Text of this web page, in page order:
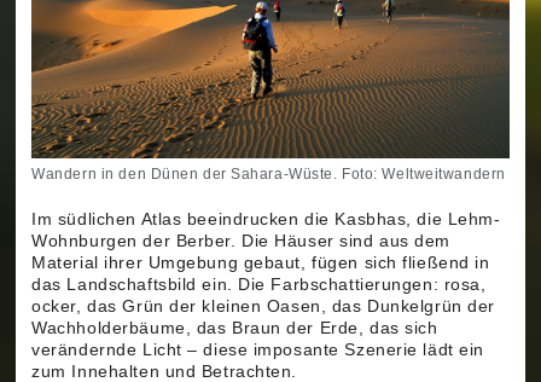
Wandern in den Dünen der Sahara-Wüste. Foto: Weltweitwandern
Im südlichen Atlas beeindrucken die Kasbhas, die Lehm-
Wohnburgen der Berber. Die Häuser sind aus dem
Material ihrer Umgebung gebaut, fügen sich fließend in
das Landschaftsbild ein. Die Farbschattierungen: rosa,
ocker, das Grün der kleinen Oasen, das Dunkelgrün der
Wachholderbäume, das Braun der Erde, das sich
verändernde Licht – diese imposante Szenerie lädt ein
zum Innehalten und Betrachten.